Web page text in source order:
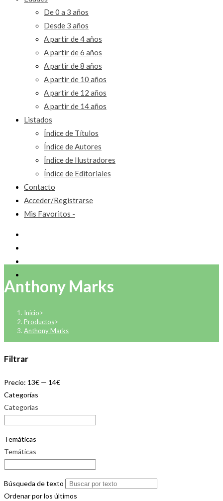
De 0 a 3 años
Desde 3 años
A partir de 4 años
A partir de 6 años
A partir de 8 años
A partir de 10 años
A partir de 12 años
A partir de 14 años
Listados
Índice de Títulos
Índice de Autores
Índice de Ilustradores
Índice de Editoriales
Contacto
Acceder/Registrarse
Mis Favoritos -
Anthony Marks
Inicio>
Productos>
Anthony Marks
Filtrar
Precio: 13€ — 14€
Categorías
Categorías
Temáticas
Temáticas
Búsqueda de texto
Ordenar por los últimos